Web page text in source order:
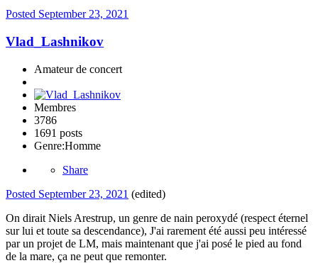
Posted September 23, 2021
Vlad_Lashnikov
Amateur de concert
Membres
3786
1691 posts
Genre:Homme
Share
Posted September 23, 2021 (edited)
On dirait Niels Arestrup, un genre de nain peroxydé (respect éternel
sur lui et toute sa descendance), J'ai rarement été aussi peu intéressé
par un projet de LM, mais maintenant que j'ai posé le pied au fond
de la mare, ça ne peut que remonter.